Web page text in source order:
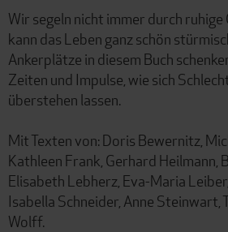
Wir segeln nicht immer durch ruhige
kann das Leben ganz schön
Ankerplätze in diesem Buch
Zeiten und Impulse, wie sich
überstehen lassen.
Mit Texten von: Doris Bewernitz,
Kathleen Frank, Gerhard Heilmann,
Elisabeth Lebherz, Eva-Maria
Isabella Schneider, Anne Steinwart,
Wolff.